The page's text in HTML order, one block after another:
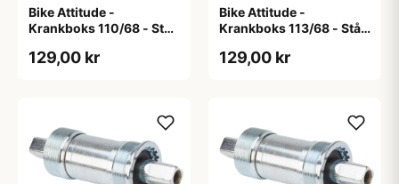
Bike Attitude -
Krankboks 110/68 - Stål
129,00 kr
Bike Attitude -
Krankboks 113/68 - Stål
129,00 kr